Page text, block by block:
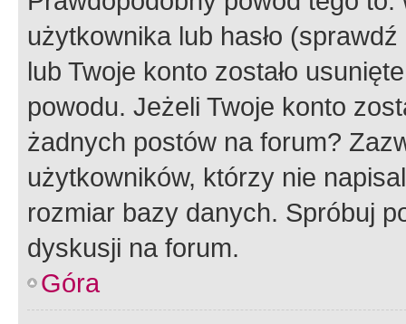
użytkownika lub hasło
lub Twoje konto zostało
powodu. Jeżeli Twoje konto
żadnych postów na forum?
użytkowników, którzy nie
rozmiar bazy danych. Spróbuj
dyskusji na forum.
Góra